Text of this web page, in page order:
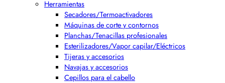
Herramientas
Secadores/Termoactivadores
Máquinas de corte y contornos
Planchas/Tenacillas profesionales
Esterilizadores/Vapor capilar/Eléctricos
Tijeras y accesorios
Navajas y accesorios
Cepillos para el cabello